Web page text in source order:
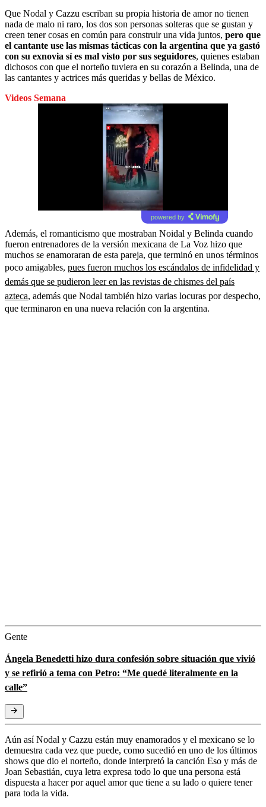
Que Nodal y Cazzu escriban su propia historia de amor no tienen
nada de malo ni raro, los dos son personas solteras que se gustan y
creen tener cosas en común para construir una vida juntos, pero que
el cantante use las mismas tácticas con la argentina que ya gastó
con su exnovia sí es mal visto por sus seguidores, quienes estaban
dichosos con que el norteño tuviera en su corazón a Belinda, una de
las cantantes y actrices más queridas y bellas de México.
Videos Semana
powered by
Además, el romanticismo que mostraban Noidal y Belinda cuando
fueron entrenadores de la versión mexicana de La Voz hizo que
muchos se enamoraran de esta pareja, que terminó en unos términos
poco amigables, pues fueron muchos los escándalos de infidelidad y
demás que se pudieron leer en las revistas de chismes del país
azteca, además que Nodal también hizo varias locuras por despecho,
que terminaron en una nueva relación con la argentina.
Gente
Ángela Benedetti hizo dura confesión sobre situación que vivió
y se refirió a tema con Petro: “Me quedé literalmente en la
calle”
Aún así Nodal y Cazzu están muy enamorados y el mexicano se lo
demuestra cada vez que puede, como sucedió en uno de los últimos
shows que dio el norteño, donde interpretó la canción Eso y más de
Joan Sebastián, cuya letra expresa todo lo que una persona está
dispuesta a hacer por aquel amor que tiene a su lado o quiere tener
para toda la vida.